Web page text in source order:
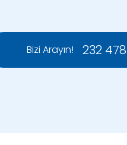
Bizi Arayın! 232